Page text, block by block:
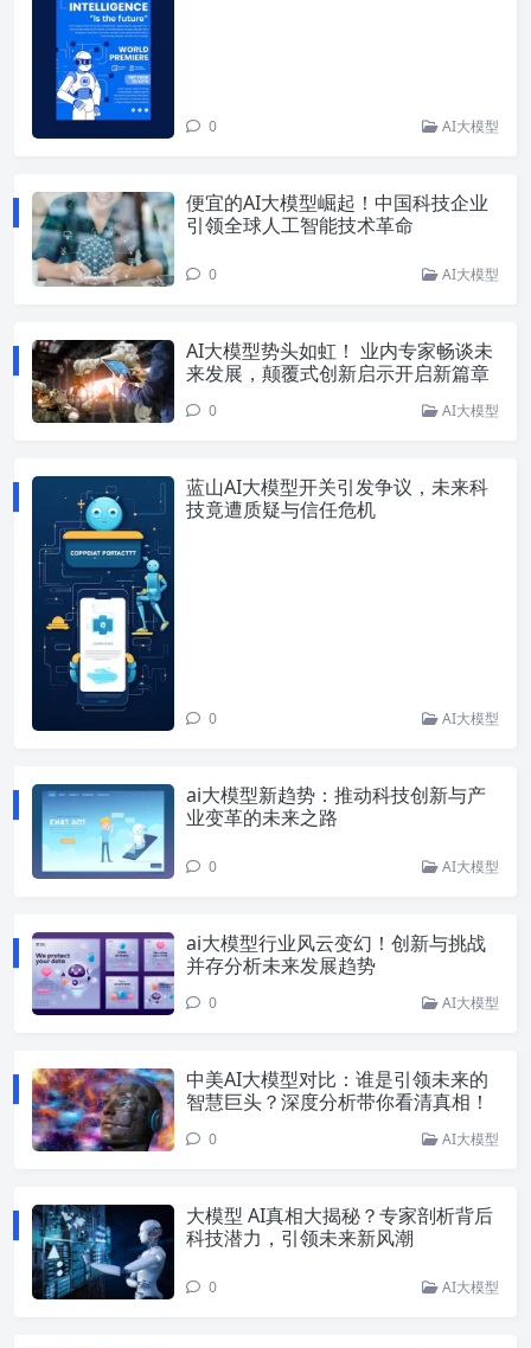
0 AI大模型
便宜的AI大模型崛起！中国科技企业
引领全球人工智能技术革命
0 AI大模型
AI大模型势头如虹！ 业内专家畅谈未
来发展，颠覆式创新启示开启新篇章
0 AI大模型
蓝山AI大模型开关引发争议，未来科
技竟遭质疑与信任危机
0 AI大模型
ai大模型新趋势：推动科技创新与产
业变革的未来之路
0 AI大模型
ai大模型行业风云变幻！创新与挑战
并存分析未来发展趋势
0 AI大模型
中美AI大模型对比：谁是引领未来的
智慧巨头？深度分析带你看清真相！
0 AI大模型
大模型 AI真相大揭秘？专家剖析背后
科技潜力，引领未来新风潮
0 AI大模型